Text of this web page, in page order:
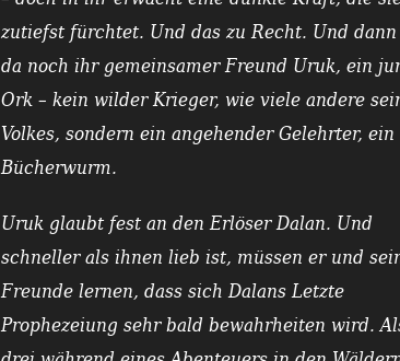
zutiefst fürchtet. Und das zu Recht. Und
da noch ihr gemeinsamer Freund Uruk, ein
Ork – kein wilder Krieger, wie viele andere
Volkes, sondern ein angehender Gelehrter, ein
Bücherwurm.
Uruk glaubt fest an den Erlöser Dalan. Und
schneller als ihnen lieb ist, müssen er und
Freunde lernen, dass sich Dalans Letzte
Prophezeiung sehr bald bewahrheiten wird.